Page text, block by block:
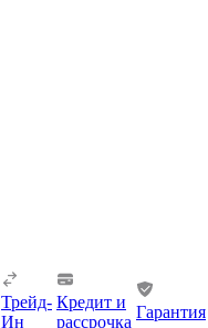
Трейд-
Ин
Кредит и
рассрочка
Гарантия